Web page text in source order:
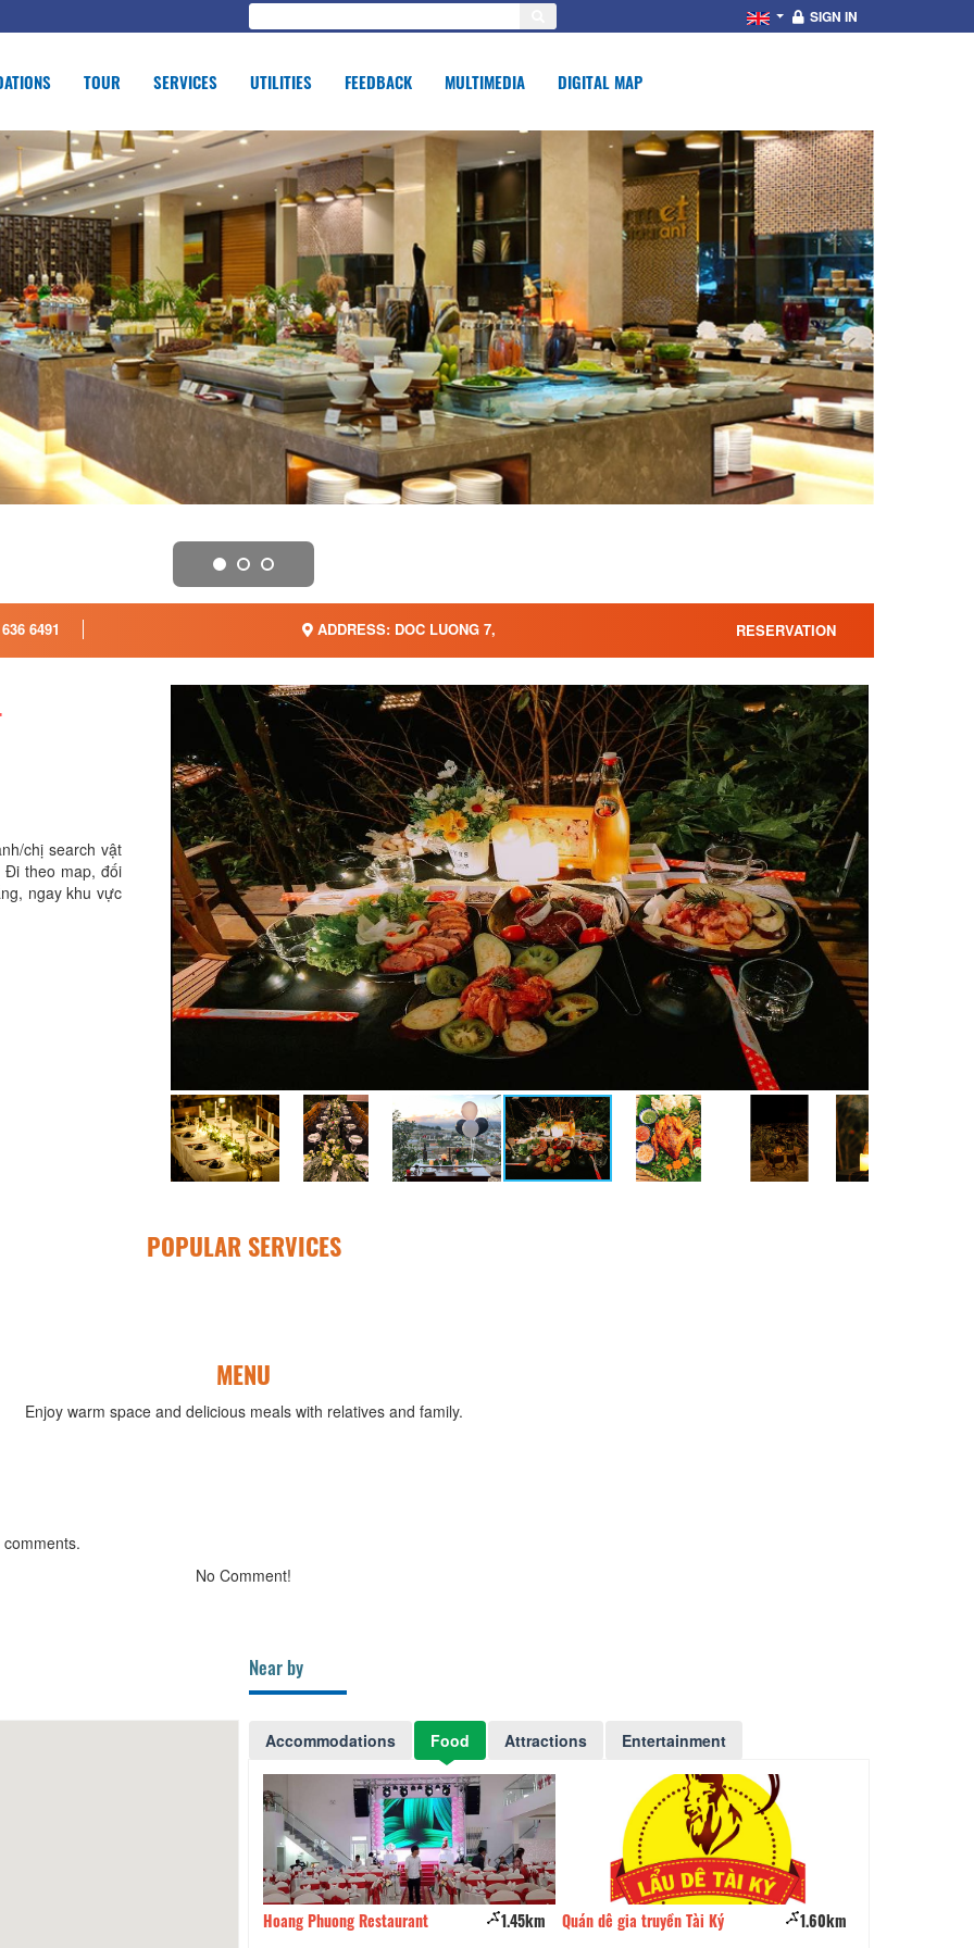
SIGN IN
TOUR SERVICES UTILITIES FEEDBACK MULTIMEDIA DIGITAL MAP
6491 ADDRESS: DOC LUONG 7, RESERVATION
chị search vật
theo map, đối
ngay khu vực
POPULAR SERVICES
MENU
Enjoy warm space and delicious meals with relatives and family.
No Comment!
Near by
Accommodations Food Attractions Entertainment
Quán dê gia truyền Tài Ký 1.60km Quan Le Dung - Specialties Goat 2.32km